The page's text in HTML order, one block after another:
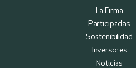
La Firma
Participadas
Sostenibilidad
Inversores
Noticias